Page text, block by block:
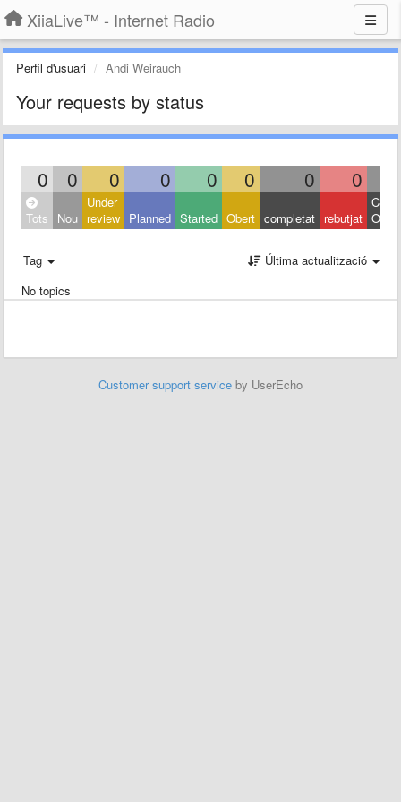
XiiaLive™ - Internet Radio
Perfil d'usuari Andi Weirauch
Your requests by status
0 0 0 0 0 0 0 0
Tots Nou
Under
review Planned Started Obert completat rebutjat Other
Tag
Última actualització
No topics
Customer support service by UserEcho